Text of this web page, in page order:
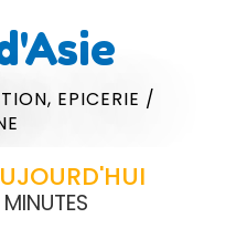
EPICERIE /